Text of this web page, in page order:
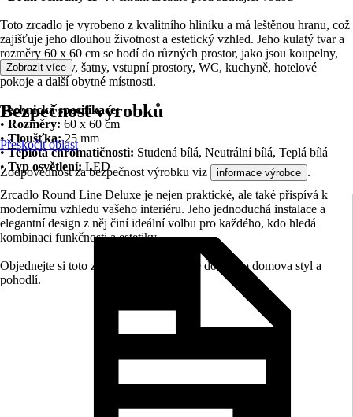
Toto zrcadlo je vyrobeno z kvalitního hliníku a má leštěnou hranu, což
zajišťuje jeho dlouhou životnost a estetický vzhled. Jeho kulatý tvar a
rozměry 60 x 60 cm se hodí do různých prostor, jako jsou koupelny,
ložnice, jídelny, šatny, vstupní prostory, WC, kuchyně, hotelové
pokoje a další obytné místnosti.
Technická specifikace:
• Rozměry: 60 x 60 cm
•Tloušťka:25 mm
•Teplota chromatičnosti: Studená bílá, Neutrální bílá, Teplá bílá
•Typ osvětlení: LED
Zrcadlo Round Line Deluxe je nejen praktické, ale také přispívá k
modernímu vzhledu vašeho interiéru. Jeho jednoduchá instalace a
elegantní design z něj činí ideální volbu pro každého, kdo hledá
kombinaci funkčnosti a estetiky.
Objednejte si toto zrcadlo nyní a přidejte do svého domova styl a
pohodlí.
Zobrazit více
Bezpečnost výrobků
Přeskočit oblast
Zodpovědnost za bezpečnost výrobku viz informace výrobce .